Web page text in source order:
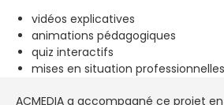
vidéos explicatives
animations pédagogiques
quiz interactifs
mises en situation
ACMEDIA a accompagné ce projet